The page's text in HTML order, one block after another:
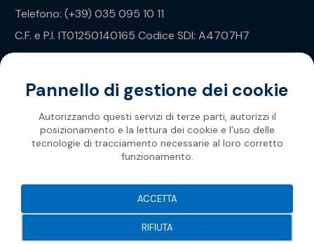
Telefono: (+39) 035 095 10 11
C.F. e P.I. IT01250140165 Codice SDI: A4707H7
Privacy Policy
Soprema 2026
Pannello di gestione dei cookie
Autorizzando questi servizi di terze parti, autorizzi il
posizionamento e la lettura dei cookie e l'uso delle
tecnologie di tracciamento necessarie al loro corretto
funzionamento.
RIFIUTA
ACCETTA